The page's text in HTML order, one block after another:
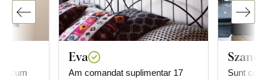
cum
Eva
Am comandat suplimentar 17
Sunt